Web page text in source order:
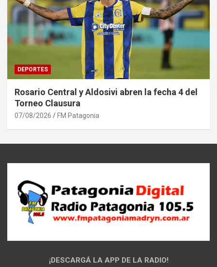
DEPORTES
Rosario Central y Aldosivi abren la fecha 4 del
Torneo Clausura
07/08/2026 FM Patagonia
¡DESCARGÁ LA APP DE LA RADIO!